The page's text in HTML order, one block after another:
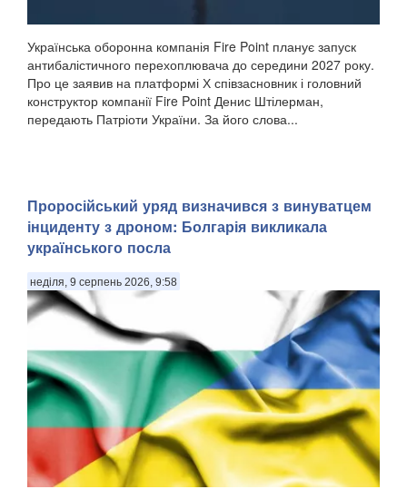
Українська оборонна компанія Fire Point планує запуск
антибалістичного перехоплювача до середини 2027 року.
Про це заявив на платформі Х співзасновник і головний
конструктор компанії Fire Point Денис Штілерман,
передають Патріоти України. За його слова...
Проросійський уряд визначився з винуватцем
інциденту з дроном: Болгарія викликала
українського посла
неділя, 9 серпень 2026, 9:58